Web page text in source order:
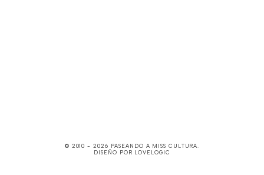
© 2010 - 2026 PASEANDO A MISS CULTURA
DISEÑO POR LOVELOGIC